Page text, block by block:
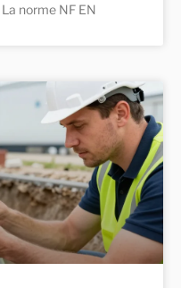
norme NF EN